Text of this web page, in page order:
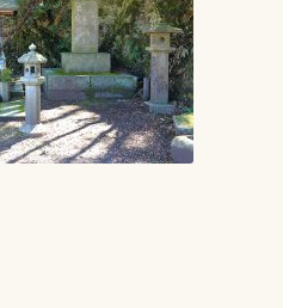
山代の民を助けた最後の代
官
長州を救った吉川経幹
第三代奇兵隊総督 赤禰武人
岩国の志士、東沢瀉
碑に刻まれた 少年史